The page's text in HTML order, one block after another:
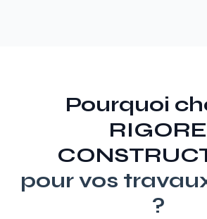
Pourquoi
RIGORE
pour vos
?